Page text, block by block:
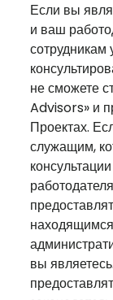
Если вы
и ваш
сотрудникам
не сможете
Advisors» и
Проектах.
служащим,
вы